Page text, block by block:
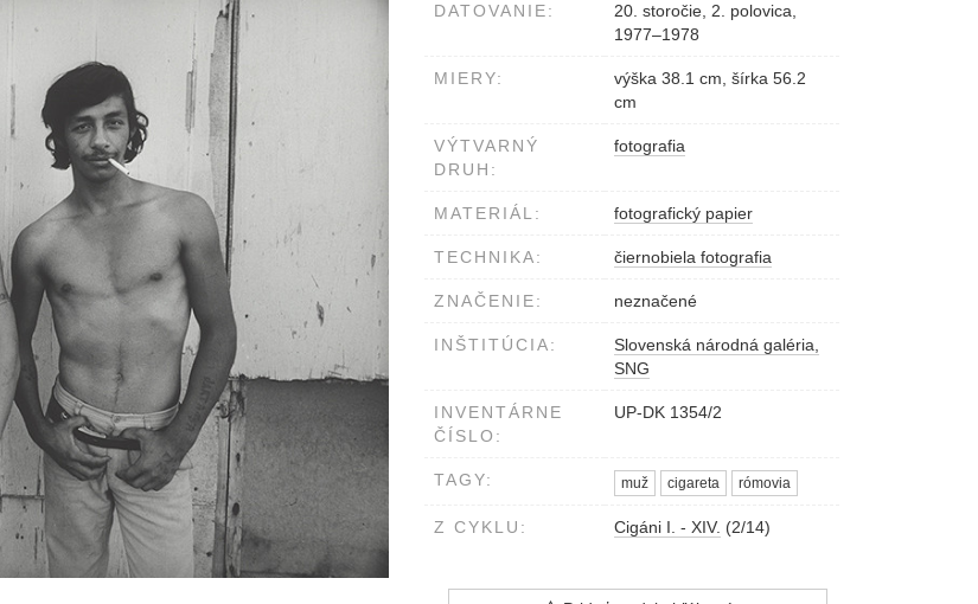
DATOVANIE:
20. storočie, 2. polovica,
1977–1978
MIERY:
výška 38.1 cm, šírka 56.2
cm
VÝTVARNÝ
DRUH:
fotografia
MATERIÁL: fotografický papier
TECHNIKA: čiernobiela fotografia
ZNAČENIE: neznačené
INŠTITÚCIA:
Slovenská národná galéria,
SNG
INVENTÁRNE
ČÍSLO:
UP-DK 1354/2
TAGY: muž cigareta rómovia
Z CYKLU: Cigáni I. - XIV. (2/14)